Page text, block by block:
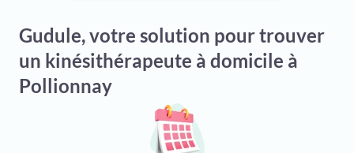
Gudule, votre solution pour trouver
un kinésithérapeute à domicile à
Pollionnay